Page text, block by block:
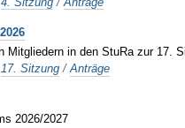
Mitgliedern in den StuRa zur 17.
17. Sitzung /Anträge
2026/2027